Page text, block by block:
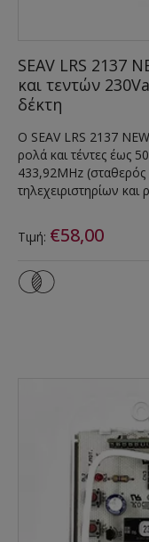
SEAV LRS 2137
και τεντών
δέκτη
Ο SEAV LRS 2137
ρολά και τέντες έως
433,92MHz
τηλεχειριστηρίων
Τιμή: €58,00